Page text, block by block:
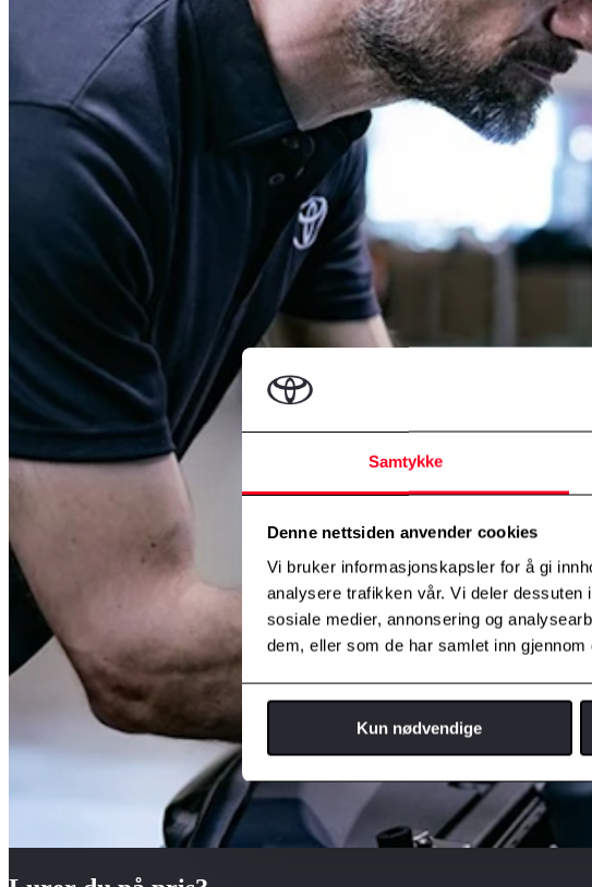
Samtykke
Denne nettsiden anvender cookies
Vi bruker informasjonskapsler for å gi
analysere trafikken vår. Vi deler
sosiale medier, annonsering og
dem, eller som de har samlet inn
Kun nødvendige